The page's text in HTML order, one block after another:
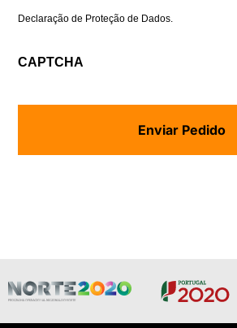
Declaração de Proteção de Dados.
CAPTCHA